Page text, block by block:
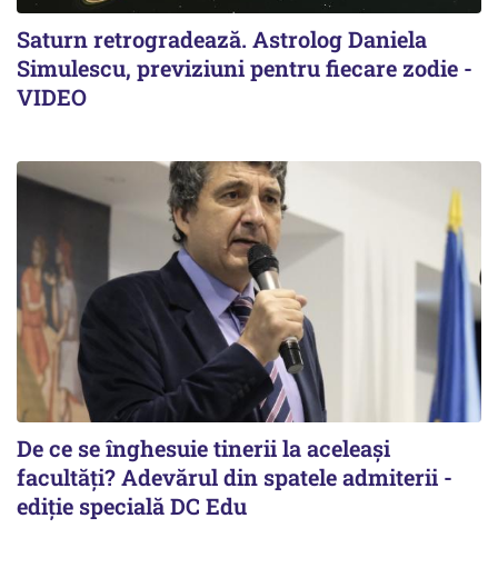
Saturn retrogradează. Astrolog Daniela
Simulescu, previziuni pentru fiecare zodie -
VIDEO
De ce se înghesuie tinerii la aceleași
facultăți? Adevărul din spatele admiterii -
ediție specială DC Edu